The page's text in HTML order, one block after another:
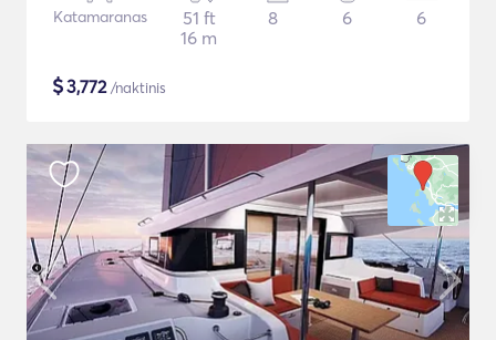
Katamaranas
51 ft
16 m
8 6 6
$3,772/naktinis